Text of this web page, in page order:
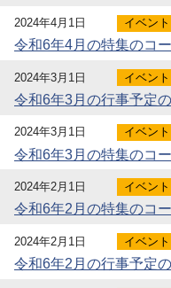
2024年4月1日 イベント
令和6年4月の特集のコ
2024年3月1日 イベント
令和6年3月の行事予定
2024年3月1日 イベント
令和6年3月の特集のコ
2024年2月1日 イベント
令和6年2月の特集のコ
2024年2月1日 イベント
令和6年2月の行事予定